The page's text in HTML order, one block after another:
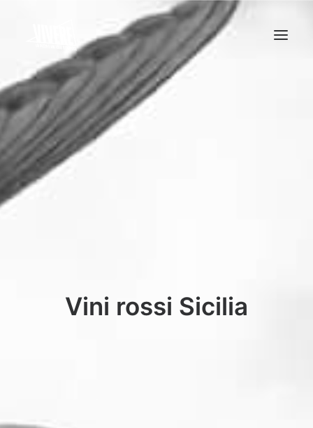
HOME
Vini rossi Sicilia